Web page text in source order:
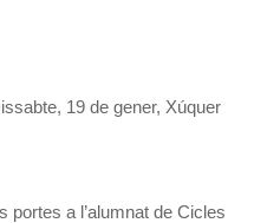
19 de gener, Xúquer
portes a l’alumnat de Cicles